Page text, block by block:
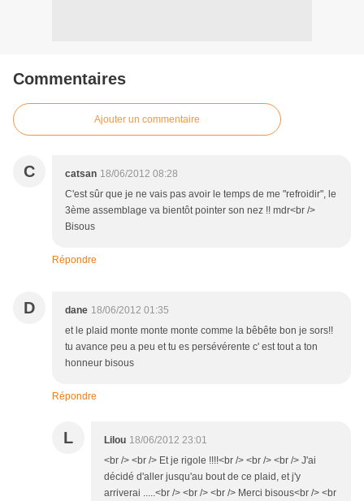
Commentaires
Ajouter un commentaire
C catsan 18/06/2012 08:28
C'est sûr que je ne vais pas avoir le temps de me "refroidir", le
3ème assemblage va bientôt pointer son nez !! mdr<br />
Bisous
Répondre
D dane 18/06/2012 01:35
et le plaid monte monte monte comme la bêbête bon je sors!!
tu avance peu a peu et tu es persévérente c' est tout a ton
honneur bisous
Répondre
L Lilou 18/06/2012 23:01
<br /> <br /> Et je rigole !!!!<br /> <br /> <br /> J'ai
décidé d'aller jusqu'au bout de ce plaid, et j'y
arriverai .....<br /> <br /> <br /> Merci bisous<br /> <br